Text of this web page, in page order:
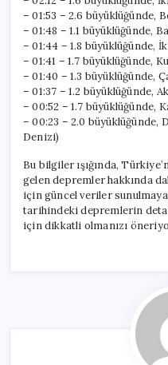
– 01:53 – 2.6 büyüklüğünde,
– 01:48 – 1.1 büyüklüğünde,
– 01:44 – 1.8 büyüklüğünde,
– 01:41 – 1.7 büyüklüğünde,
– 01:40 – 1.3 büyüklüğünde,
– 01:37 – 1.2 büyüklüğünde,
– 00:52 – 1.7 büyüklüğünde,
– 00:23 – 2.0 büyüklüğünde,
Denizi)
Bu bilgiler ışığında,
gelen depremler hakkında
için güncel veriler sunulmaya
tarihindeki depremlerin
için dikkatli olmanızı